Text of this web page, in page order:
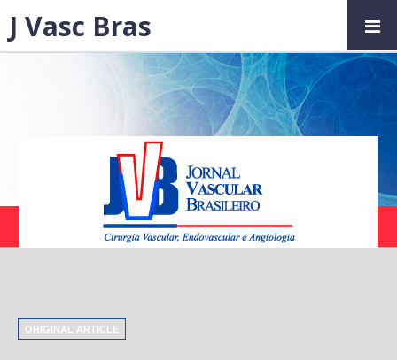
ORIGINAL ARTICLE
J Vasc Bras